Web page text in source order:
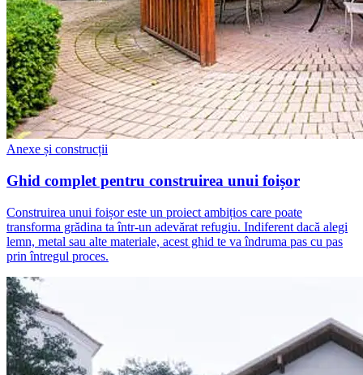
Anexe și construcții
Ghid complet pentru construirea unui foișor
Construirea unui foișor este un proiect ambițios care poate
transforma grădina ta într-un adevărat refugiu. Indiferent dacă alegi
lemn, metal sau alte materiale, acest ghid te va îndruma pas cu pas
prin întregul proces.